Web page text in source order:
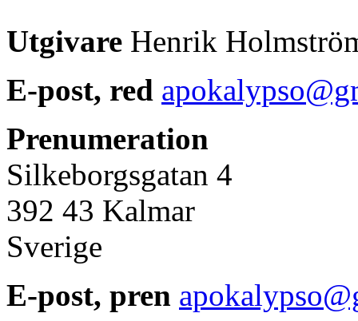
Utgivare Henrik
E-post, red
Prenumeration
Silkeborgsgatan 4
392 43 Kalmar
Sverige
E-post, pren